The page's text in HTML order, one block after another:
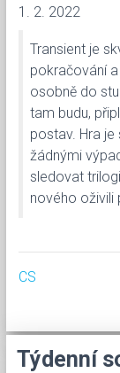
1. 2. 2022
Transient je
pokračování
osobně do
tam budu,
postav. Hra
žádnými
sledovat
nového oživili
CS
Týdenní